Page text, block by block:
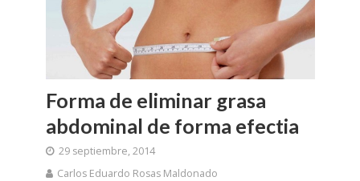
Forma de eliminar grasa
abdominal de forma efectia
29 septiembre, 2014
Carlos Eduardo Rosas Maldonado